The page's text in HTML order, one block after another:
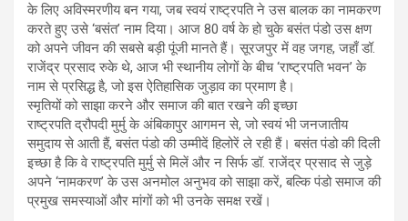
के लिए अविस्मरणीय बन गया, जब स्वयं राष्ट्रपति ने उस बालक का नामकरण
करते हुए उसे ‘बसंत’ नाम दिया। आज 80 वर्ष के हो चुके बसंत पंडो उस क्षण
को अपने जीवन की सबसे बड़ी पूंजी मानते हैं। सूरजपुर में वह जगह, जहाँ डॉ.
राजेंद्र प्रसाद रुके थे, आज भी स्थानीय लोगों के बीच ‘राष्ट्रपति भवन’ के
नाम से प्रसिद्ध है, जो इस ऐतिहासिक जुड़ाव का प्रमाण है।
स्मृतियों को साझा करने और समाज की बात रखने की इच्छा
राष्ट्रपति द्रौपदी मुर्मु के अंबिकापुर आगमन से, जो स्वयं भी जनजातीय
समुदाय से आती हैं, बसंत पंडो की उम्मीदें हिलोरें ले रही हैं। बसंत पंडो की दिली
इच्छा है कि वे राष्ट्रपति मुर्मु से मिलें और न सिर्फ डॉ. राजेंद्र प्रसाद से जुड़े
अपने ‘नामकरण’ के उस अनमोल अनुभव को साझा करें, बल्कि पंडो समाज की
प्रमुख समस्याओं और मांगों को भी उनके समक्ष रखें।